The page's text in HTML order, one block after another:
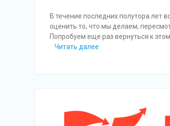
В течение последних полутора лет
оценить то, что мы делаем,
Попробуем еще раз вернуться к
Читать далее